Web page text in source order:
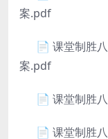
案.pdf
📄 课堂制胜八
案.pdf
📄 课堂制胜八
📄 课堂制胜八